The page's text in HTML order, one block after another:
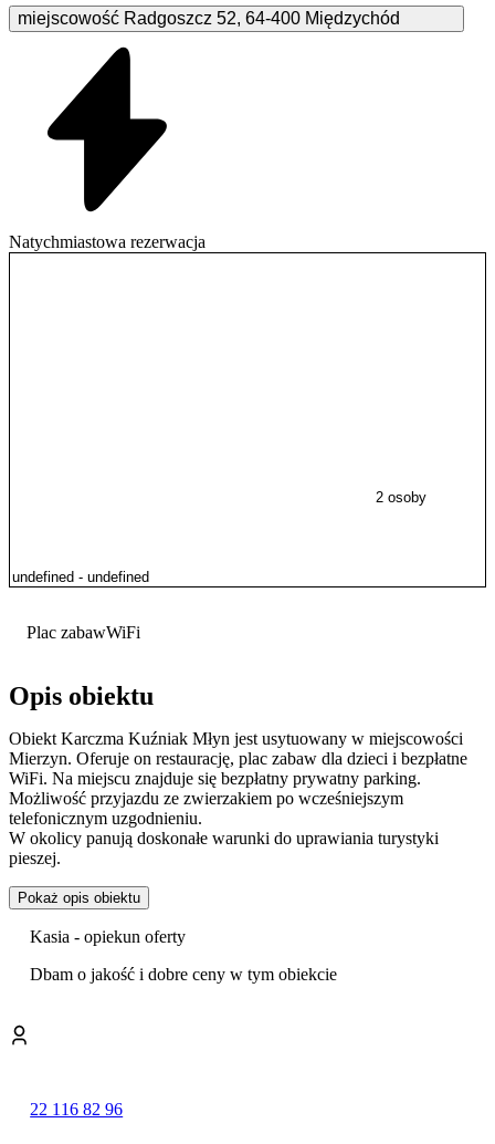
miejscowość Radgoszcz 52, 64-400 Międzychód
Natychmiastowa rezerwacja
Plac zabawWiFi
Opis obiektu
Obiekt Karczma Kuźniak Młyn jest usytuowany w miejscowości
Mierzyn. Oferuje on restaurację, plac zabaw dla dzieci i bezpłatne
WiFi. Na miejscu znajduje się bezpłatny prywatny parking.
Możliwość przyjazdu ze zwierzakiem po wcześniejszym
telefonicznym uzgodnieniu.
W okolicy panują doskonałe warunki do uprawiania turystyki
pieszej.
Pokaż opis obiektu
Kasia - opiekun oferty
Dbam o jakość i dobre ceny w tym obiekcie
22 116 82 96
2 osoby